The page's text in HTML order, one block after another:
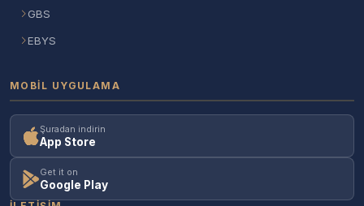
GBS
EBYS
MOBIL UYGULAMA
Şuradan indirin
App Store
Get it on
Google Play